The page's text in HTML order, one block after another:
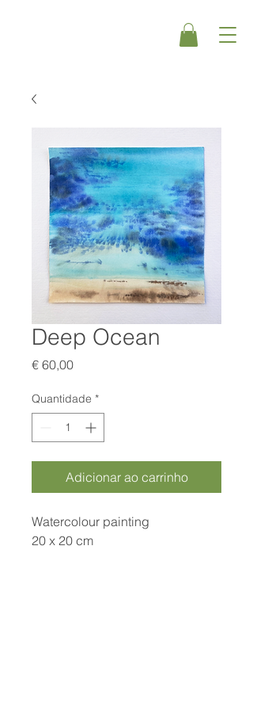
Deep Ocean
€ 60,00Preço
Quantidade *
Adicionar ao carrinho
Watercolour painting
20 x 20 cm